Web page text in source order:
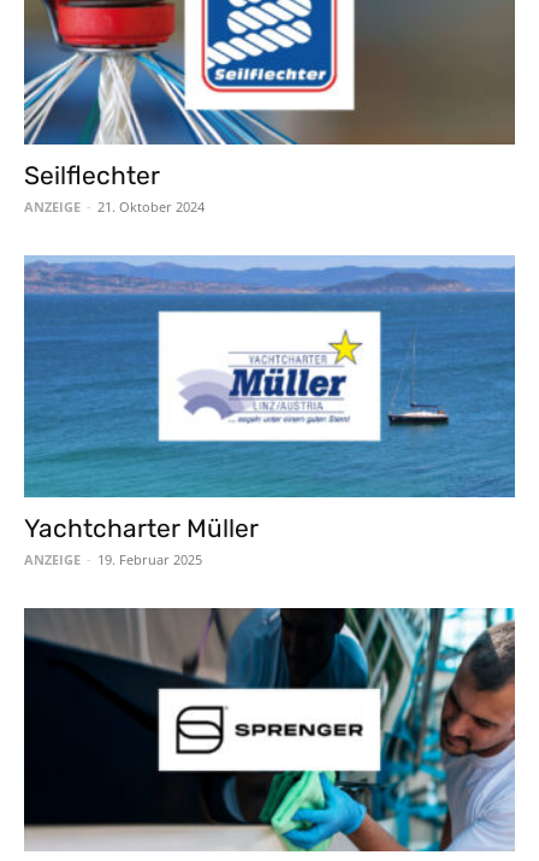
Seilflechter
ANZEIGE - 21. Oktober 2024
Yachtcharter Müller
ANZEIGE - 19. Februar 2025